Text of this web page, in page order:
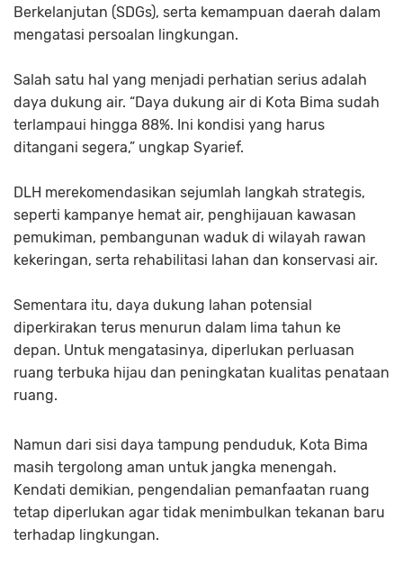
Berkelanjutan (SDGs), serta kemampuan daerah dalam
mengatasi persoalan lingkungan.
Salah satu hal yang menjadi perhatian serius adalah
daya dukung air. “Daya dukung air di Kota Bima sudah
terlampaui hingga 88%. Ini kondisi yang harus
ditangani segera,” ungkap Syarief.
DLH merekomendasikan sejumlah langkah strategis,
seperti kampanye hemat air, penghijauan kawasan
pemukiman, pembangunan waduk di wilayah rawan
kekeringan, serta rehabilitasi lahan dan konservasi air.
Sementara itu, daya dukung lahan potensial
diperkirakan terus menurun dalam lima tahun ke
depan. Untuk mengatasinya, diperlukan perluasan
ruang terbuka hijau dan peningkatan kualitas penataan
ruang.
Namun dari sisi daya tampung penduduk, Kota Bima
masih tergolong aman untuk jangka menengah.
Kendati demikian, pengendalian pemanfaatan ruang
tetap diperlukan agar tidak menimbulkan tekanan baru
terhadap lingkungan.